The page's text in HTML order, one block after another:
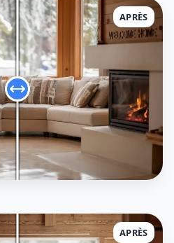
APRÈS
APRÈS